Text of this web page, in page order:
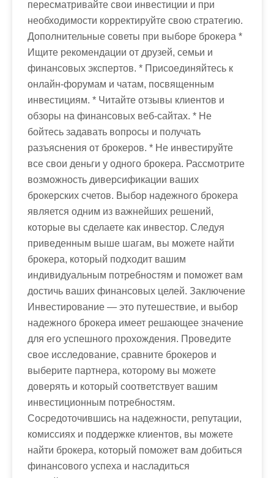
пересматривайте свои инвестиции и при
необходимости корректируйте свою стратегию.
Дополнительные советы при выборе брокера *
Ищите рекомендации от друзей, семьи и
финансовых экспертов. * Присоединяйтесь к
онлайн-форумам и чатам, посвященным
инвестициям. * Читайте отзывы клиентов и
обзоры на финансовых веб-сайтах. * Не
бойтесь задавать вопросы и получать
разъяснения от брокеров. * Не инвестируйте
все свои деньги у одного брокера. Рассмотрите
возможность диверсификации ваших
брокерских счетов. Выбор надежного брокера
является одним из важнейших решений,
которые вы сделаете как инвестор. Следуя
приведенным выше шагам, вы можете найти
брокера, который подходит вашим
индивидуальным потребностям и поможет вам
достичь ваших финансовых целей. Заключение
Инвестирование — это путешествие, и выбор
надежного брокера имеет решающее значение
для его успешного прохождения. Проведите
свое исследование, сравните брокеров и
выберите партнера, которому вы можете
доверять и который соответствует вашим
инвестиционным потребностям.
Сосредоточившись на надежности, репутации,
комиссиях и поддержке клиентов, вы можете
найти брокера, который поможет вам добиться
финансового успеха и насладиться